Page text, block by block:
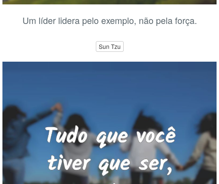
Um líder lidera pelo exemplo, não pela força.
Sun Tzu